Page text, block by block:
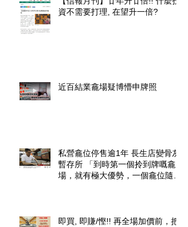
資不需要打理, 在望升一倍?
近百結業龕場疑博懵申牌照
私營龕位停售逾1年 長生店變骨灰
暫存所 「到時第一個拎到牌嘅龕
場，就有極大優勢，一個龕位隨時
即買, 即賺/慳!! 再全場加價前，把